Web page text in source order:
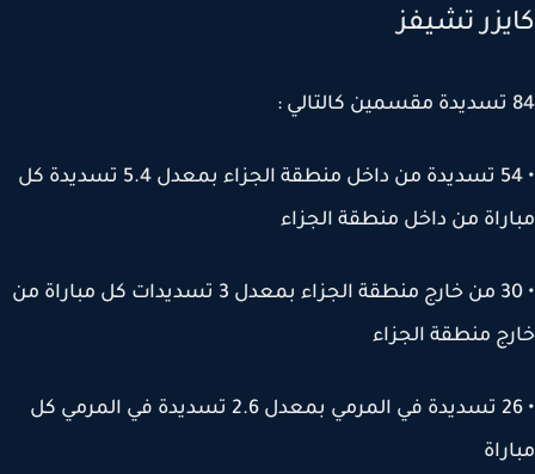
تشيفز
:
• 54 تسديدة من داخل منطقة الجزاء بمعدل 5.4 تسديدة كل
من داخل منطقة الجزاء
• 30 من خارج منطقة الجزاء بمعدل 3 تسديدات كل مباراة من
منطقة الجزاء
• 26 تسديدة في المرمي بمعدل 2.6 تسديدة في المرمي كل